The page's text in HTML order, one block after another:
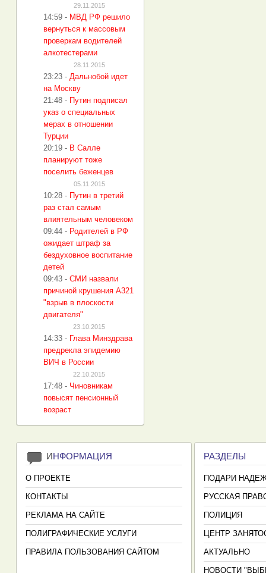
29.11.2015
14:59 - МВД РФ решило
вернуться к массовым
проверкам водителей
алкотестерами
28.11.2015
23:23 - Дальнобой идет
на Москву
21:48 - Путин подписал
указ о специальных
мерах в отношении
Турции
20:19 - В Салле
планируют тоже
поселить беженцев
05.11.2015
10:28 - Путин в третий
раз стал самым
влиятельным человеком
09:44 - Родителей в РФ
ожидает штраф за
бездуховное воспитание
детей
09:43 - СМИ назвали
причиной крушения A321
"взрыв в плоскости
двигателя"
23.10.2015
14:33 - Глава Минздрава
предрекла эпидемию
ВИЧ в России
22.10.2015
17:48 - Чиновникам
повысят пенсионный
возраст
ИНФОРМАЦИЯ
О ПРОЕКТЕ
КОНТАКТЫ
РЕКЛАМА НА САЙТЕ
ПОЛИГРАФИЧЕСКИЕ УСЛУГИ
ПРАВИЛА ПОЛЬЗОВАНИЯ САЙТОМ
РАЗДЕЛЫ
ПОДАРИ
РУССКАЯ
ПОЛИЦИЯ
ЦЕНТР
АКТУАЛЬНО
НОВОСТИ